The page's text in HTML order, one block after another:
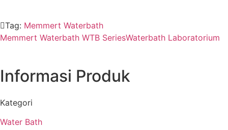
Tag: Memmert Waterbath
Memmert Waterbath WTB SeriesWaterbath Laboratorium
Informasi Produk
Kategori
Water Bath